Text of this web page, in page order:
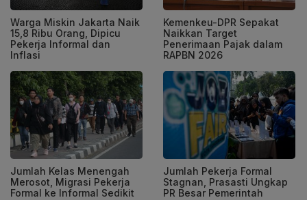
Warga Miskin Jakarta Naik
15,8 Ribu Orang, Dipicu
Pekerja Informal dan
Inflasi
Kemenkeu-DPR Sepakat
Naikkan Target
Penerimaan Pajak dalam
RAPBN 2026
Jumlah Kelas Menengah
Merosot, Migrasi Pekerja
Formal ke Informal Sedikit
Jumlah Pekerja Formal
Stagnan, Prasasti Ungkap
PR Besar Pemerintah